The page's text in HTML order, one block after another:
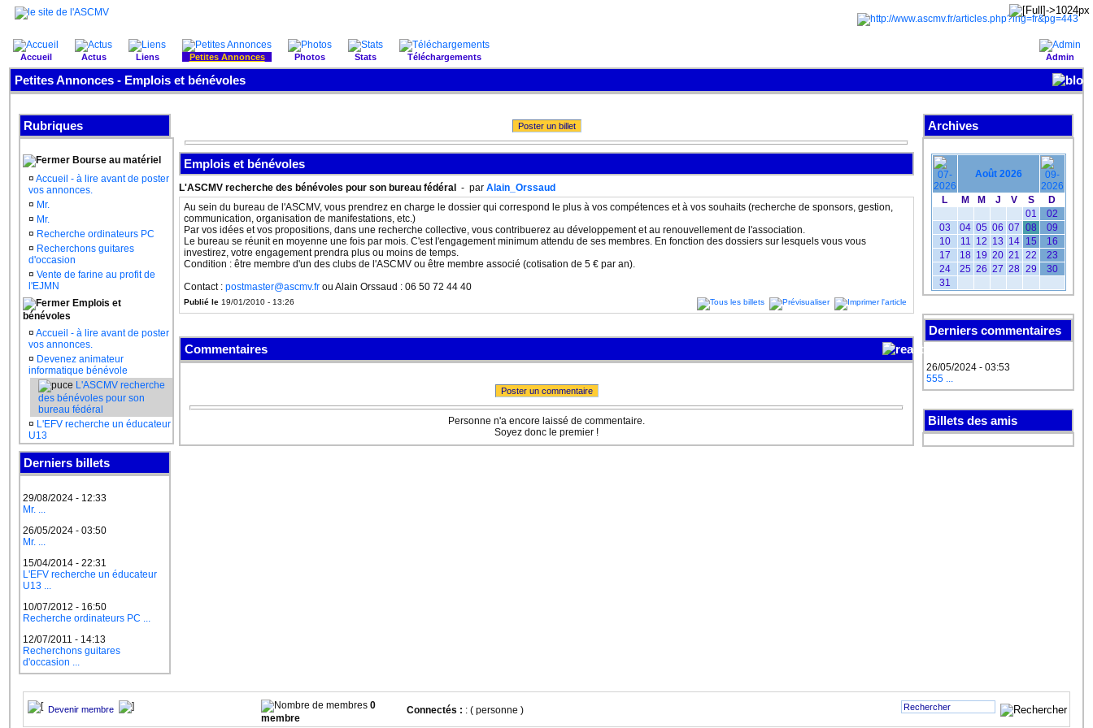
Admin
Accueil Actus Liens Petites Annonces Photos Stats Téléchargements
Petites Annonces - Emplois et bénévoles
Rubriques
Bourse au matériel
¤ Accueil - à lire avant de poster
vos annonces.
¤ Mr.
¤ Mr.
¤ Recherche ordinateurs PC
¤ Recherchons guitares
d'occasion
¤ Vente de farine au profit de
l'EJMN
Emplois et
bénévoles
¤ Accueil - à lire avant de poster
vos annonces.
¤ Devenez animateur
informatique bénévole
L'ASCMV recherche
des bénévoles pour son
bureau fédéral
¤ L'EFV recherche un éducateur
U13
Derniers billets
29/08/2024 - 12:33
Mr. ...
26/05/2024 - 03:50
Mr. ...
15/04/2014 - 22:31
L'EFV recherche un éducateur
U13 ...
10/07/2012 - 16:50
Recherche ordinateurs PC ...
12/07/2011 - 14:13
Recherchons guitares
d'occasion ...
Poster un billet
Emplois et bénévoles
L'ASCMV recherche des bénévoles pour son bureau fédéral - par Alain_Orssaud
Au sein du bureau de l'ASCMV, vous prendrez en charge le dossier qui correspond le plus à vos compétences et à vos souhaits (recherche de sponsors, gestion,
communication, organisation de manifestations, etc.)
Par vos idées et vos propositions, dans une recherche collective, vous contribuerez au développement et au renouvellement de l'association.
Le bureau se réunit en moyenne une fois par mois. C'est l'engagement minimum attendu de ses membres. En fonction des dossiers sur lesquels vous vous
investirez, votre engagement prendra plus ou moins de temps.
Condition : être membre d'un des clubs de l'ASCMV ou être membre associé (cotisation de 5 € par an).
Contact : postmaster@ascmv.fr ou Alain Orssaud : 06 50 72 44 40
Publié le 19/01/2010 - 13:26
Commentaires
Poster un commentaire
Personne n'a encore laissé de commentaire.
Soyez donc le premier !
Archives
Août 2026
L M M J V S
D
01
02
03
04 05 06 07 08
09
10
11 12 13 14 15
16
17
18 19 20 21 22
23
24
25 26 27 28 29
30
31
Derniers commentaires
26/05/2024 - 03:53
555 ...
Billets des amis
Devenir membre
0
membre
Connectés : : ( personne )